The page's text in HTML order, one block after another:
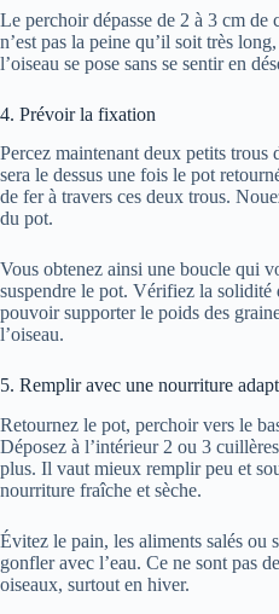
Le perchoir dépasse de 2 à 3 cm de
n’est pas la peine qu’il soit très
l’oiseau se pose sans se sentir en
4. Prévoir la fixation
Percez maintenant deux petits trous
sera le dessus une fois le pot
de fer à travers ces deux trous.
du pot.
Vous obtenez ainsi une boucle qui
suspendre le pot. Vérifiez la
pouvoir supporter le poids des
l’oiseau.
5. Remplir avec une nourriture
Retournez le pot, perchoir vers le
Déposez à l’intérieur 2 ou 3
plus. Il vaut mieux remplir peu et
nourriture fraîche et sèche.
Évitez le pain, les aliments salés ou
gonfler avec l’eau. Ce ne sont pas
oiseaux, surtout en hiver.